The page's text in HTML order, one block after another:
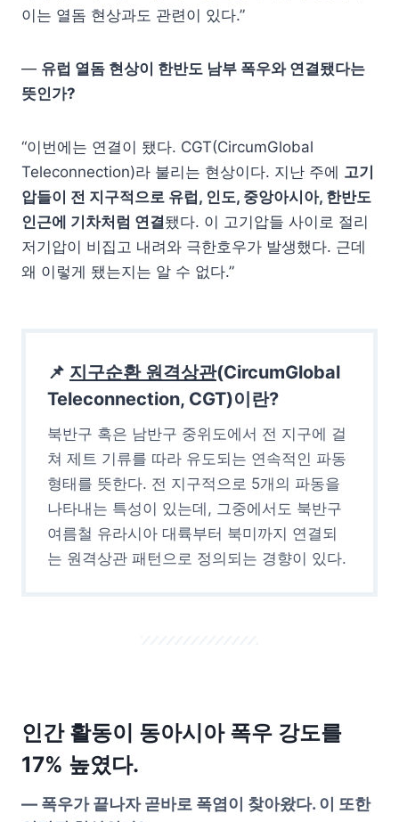
이는 열돔 현상과도 관련이 있다.”
— 유럽 열돔 현상이 한반도 남부 폭우와 연결됐다는
뜻인가?
“이번에는 연결이 됐다. CGT(CircumGlobal
Teleconnection)라 불리는 현상이다. 지난 주에 고기
압들이 전 지구적으로 유럽, 인도, 중앙아시아, 한반도
인근에 기차처럼 연결됐다. 이 고기압들 사이로 절리
저기압이 비집고 내려와 극한호우가 발생했다. 근데
왜 이렇게 됐는지는 알 수 없다.”
📌 지구순환 원격상관(CircumGlobal
Teleconnection, CGT)이란?
북반구 혹은 남반구 중위도에서 전 지구에 걸
쳐 제트 기류를 따라 유도되는 연속적인 파동
형태를 뜻한다. 전 지구적으로 5개의 파동을
나타내는 특성이 있는데, 그중에서도 북반구
여름철 유라시아 대륙부터 북미까지 연결되
는 원격상관 패턴으로 정의되는 경향이 있다.
인간 활동이 동아시아 폭우 강도를
17% 높였다.
— 폭우가 끝나자 곧바로 폭염이 찾아왔다. 이 또한